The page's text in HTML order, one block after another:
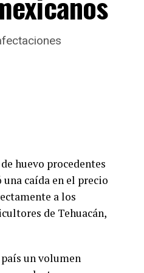
opere bajo criterios
brinda a miles de
con apego a la ley
una determinación
de profesores ha
Estatal UPAV
Tentle, Elsa Andrea
Enrique Sierra, ha
y estatales.
de las
huevo procedentes
caída en el precio
a los
de Tehuacán,
un volumen